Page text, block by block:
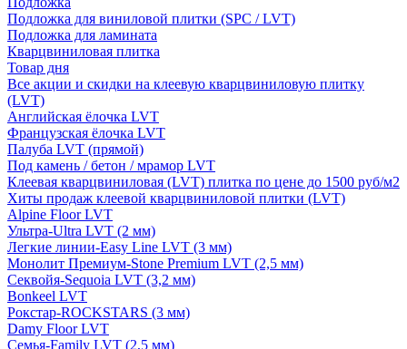
Подложка для виниловой плитки (SPC / LVT)
Подложка для ламината
Кварцвиниловая плитка
Товар дня
Все акции и скидки на клеевую кварцвиниловую плитку
(LVT)
Английская ёлочка LVT
Французская ёлочка LVT
Палуба LVT (прямой)
Под камень / бетон / мрамор LVT
Клеевая кварцвиниловая (LVT) плитка по цене до 1500 руб/м2
Хиты продаж клеевой кварцвиниловой плитки (LVT)
Alpine Floor LVT
Ультра-Ultra LVT (2 мм)
Легкие линии-Easy Line LVT (3 мм)
Монолит Премиум-Stone Premium LVT (2,5 мм)
Секвойя-Sequoia LVT (3,2 мм)
Bonkeel LVT
Рокстар-ROCKSTARS (3 мм)
Damy Floor LVT
Семья-Family LVT (2,5 мм)